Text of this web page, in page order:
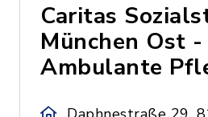
Caritas
München Ost -
Ambulante